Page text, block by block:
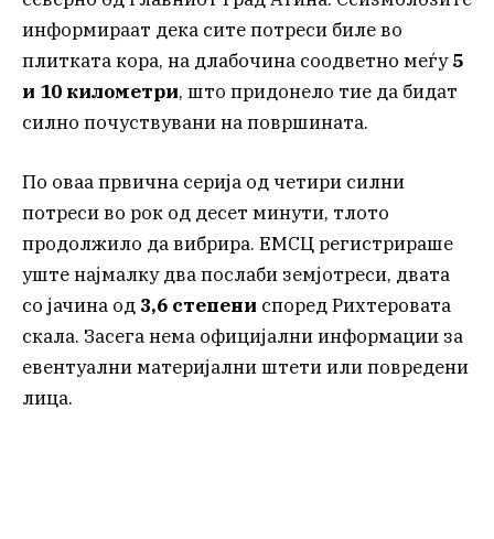
информираат дека сите потреси биле во
плитката кора, на длабочина соодветно меѓу5
и 10 километри, што придонело тие да бидат
силно почуствувани на површината.
По оваа првична серија од четири силни
потреси во рок од десет минути, тлото
продолжило да вибрира. ЕМСЦ регистрираше
уште најмалку два послаби земјотреси, двата
со јачина од 3,6 степени според Рихтеровата
скала. Засега нема официјални информации за
евентуални материјални штети или повредени
лица.